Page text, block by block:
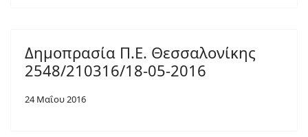
Δημοπρασία Π.Ε. Θεσσαλονίκης
2548/210316/18-05-2016
24 Μαΐου 2016